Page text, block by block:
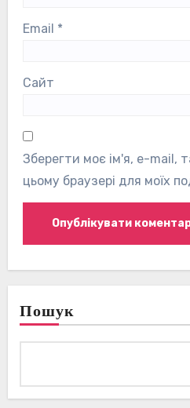
Email *
Сайт
Зберегти моє ім'я, e-mail,
цьому браузері для моїх
Пошук